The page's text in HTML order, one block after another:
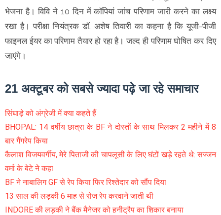
भेजना है। विवि ने 10 दिन में कॉपियां जांच परिणाम जारी करने का लक्ष्य
रखा है। परीक्षा नियंत्रक डॉ. अशेष तिवारी का कहना है कि यूजी-पीजी
फाइनल ईयर का परिणाम तैयार हो रहा है। जल्द ही परिणाम घोषित कर दिए
जाएंगे।
21 अक्टूबर को सबसे ज्यादा पढ़े जा रहे समाचार
सिंघाड़े को अंग्रेजी में क्या कहते हैं
BHOPAL: 14 वर्षीय छात्रा के BF ने दोस्तों के साथ मिलकर 2 महीने में 8
बार गैंगरेप किया
कैलाश विजयवर्गीय, मेरे पिताजी की चापलूसी के लिए घंटों खड़े रहते थे: सज्जन
वर्मा के बेटे ने कहा
BF ने नाबालिग GF से रेप किया फिर रिश्तेदार को सौंप दिया
13 साल की लड़की 6 माह से रोज रेप करवाने जाती थी
INDORE की लड़की ने बैंक मैनेजर को हनीट्रैप का शिकार बनाया